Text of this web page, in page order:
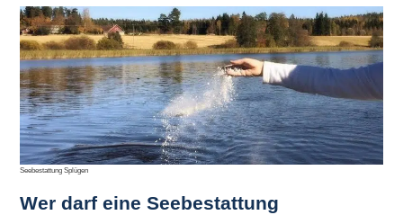
Seebestattung Splügen
Wer darf eine Seebestattung